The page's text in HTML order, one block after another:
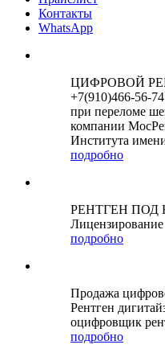
Контакты
WhatsApp
ЦИФРОВОЙ
+7(910)466-56-74
при переломе
компании
Института
подробно
РЕНТГЕН ПОД
Лицензирование
подробно
Продажа
Рентген
оцифровщик
подробно